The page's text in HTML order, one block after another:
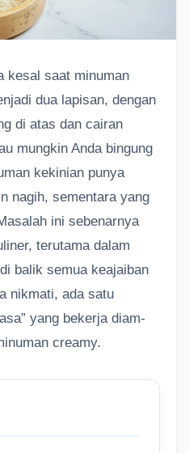
kesal saat minuman
dua lapisan, dengan
di atas dan cairan
mungkin Anda bingung
kekinian punya
nagih, sementara yang
ini sebenarnya
terutama dalam
balik semua keajaiban
nikmati, ada satu
yang bekerja diam-
creamy.